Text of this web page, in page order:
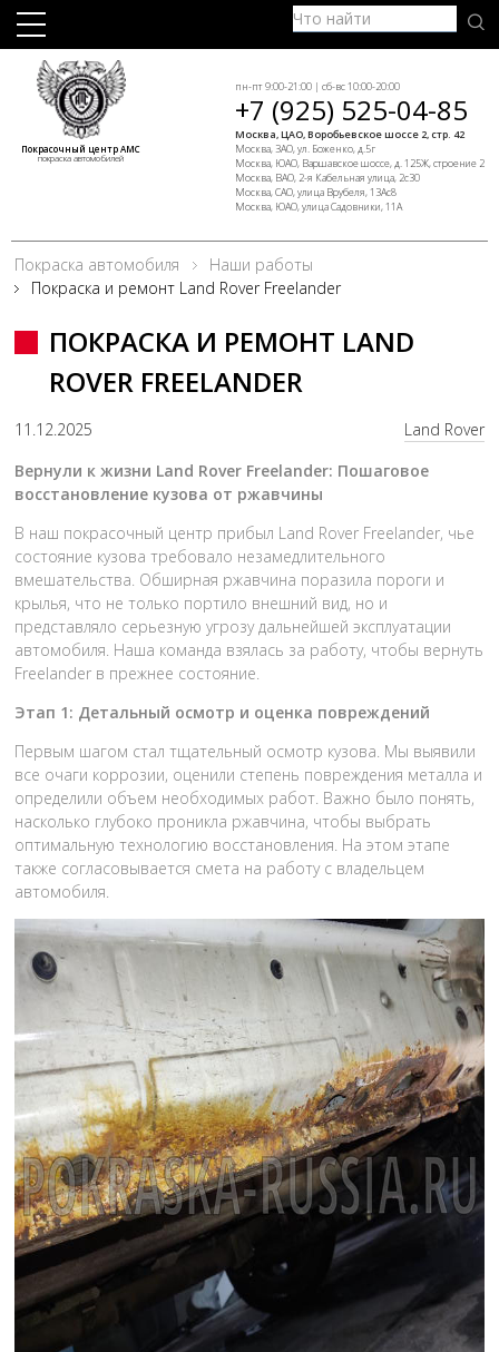
Покрасочный центр АМС
покраска автомобилей
пн-пт 9:00-21:00 | сб-вс 10:00-20:00
+7 (925) 525-04-85
Москва, ЦАО, Воробьевское шоссе 2, стр. 42
Москва, ЗАО, ул. Боженко, д.5г
Москва, ЮАО, Варшавское шоссе, д. 125Ж, строение 2
Москва, ВАО, 2-я Кабельная улица, 2с30
Москва, САО, улица Врубеля, 13Ас8
Москва, ЮАО, улица Садовники, 11А
Покраска автомобиля
Наши работы
Покраска и ремонт Land Rover Freelander
ПОКРАСКА И РЕМОНТ LAND
ROVER FREELANDER
11.12.2025
Land Rover
Вернули к жизни Land Rover Freelander: Пошаговое
восстановление кузова от ржавчины
В наш покрасочный центр прибыл Land Rover Freelander, чье
состояние кузова требовало незамедлительного
вмешательства. Обширная ржавчина поразила пороги и
крылья, что не только портило внешний вид, но и
представляло серьезную угрозу дальнейшей эксплуатации
автомобиля. Наша команда взялась за работу, чтобы вернуть
Freelander в прежнее состояние.
Этап 1: Детальный осмотр и оценка повреждений
Первым шагом стал тщательный осмотр кузова. Мы выявили
все очаги коррозии, оценили степень повреждения металла и
определили объем необходимых работ. Важно было понять,
насколько глубоко проникла ржавчина, чтобы выбрать
оптимальную технологию восстановления. На этом этапе
также согласовывается смета на работу с владельцем
автомобиля.